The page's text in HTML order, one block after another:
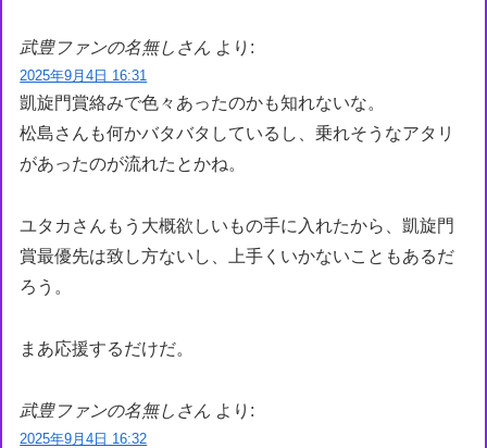
武豊ファンの名無しさん より:
2025年9月4日 16:31
凱旋門賞絡みで色々あったのかも知れないな。
松島さんも何かバタバタしているし、乗れそうなアタリ
があったのが流れたとかね。
ユタカさんもう大概欲しいもの手に入れたから、凱旋門
賞最優先は致し方ないし、上手くいかないこともあるだ
ろう。
まあ応援するだけだ。
武豊ファンの名無しさん より:
2025年9月4日 16:32